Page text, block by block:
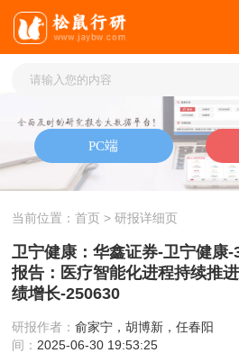
当前位置：首页 > 研报详细页
卫宁健康：华鑫证券-卫宁健康
报告：医疗智能化进程持续推
绩增长-250630
研报作者：俞家宁，胡博新，任春阳
间： 2025-06-30 19:53:25